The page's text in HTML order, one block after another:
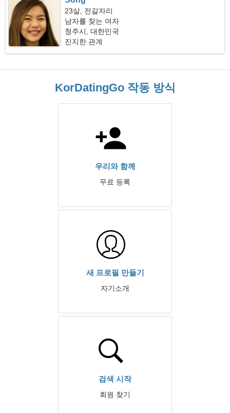
23살, 전갈자리
남자를 찾는 여자
청주시, 대한민국
진지한 관계
KorDatingGo 작동 방식
우리와 함께
무료 등록
새 프로필 만들기
자기소개
검색 시작
회원 찾기